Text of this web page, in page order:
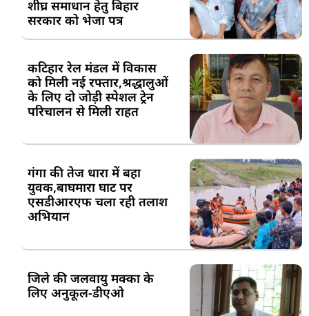
शीघ्र समाधान हेतु बिहार
सरकार को भेजा पत्र
कटिहार रेल मंडल में विकास
को मिली नई रफ्तार,श्रद्धालुओं
के लिए दो जोड़ी स्पेशल ट्रेन
परिचालन से मिली राहत
गंगा की तेज धारा में बहा
युवक,बाघमारा घाट पर
एसडीआरएफ चला रही तलाश
अभियान
जिले की जलवायु मक्का के
लिए अनुकूल-डीएओ